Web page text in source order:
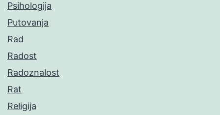
Psihologija
Putovanja
Rad
Radost
Radoznalost
Rat
Religija